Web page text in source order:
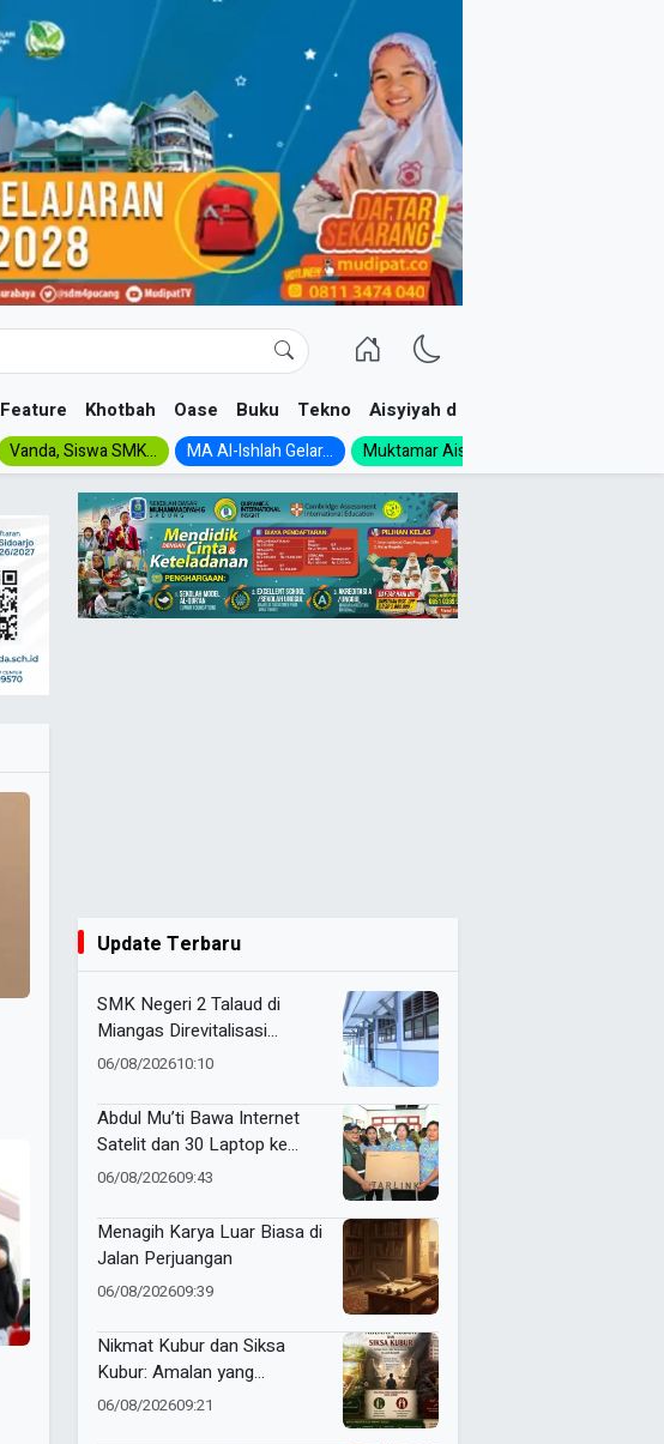
Feature Khotbah Oase Buku Tekno Aisyiyah dan NA
Vanda, Siswa SMK... MA Al-Ishlah Gelar... Muktamar Aisyiyah 1926:...
Update Terbaru
SMK Negeri 2 Talaud di
Miangas Direvitalisasi
Setelah 21 Tahun, Pendidikan
06/08/202610:10
Abdul Mu’ti Bawa Internet
Satelit dan 30 Laptop ke
Miangas, Pendidikan di Ujung
06/08/202609:43
Menagih Karya Luar Biasa di
Jalan Perjuangan
06/08/202609:39
Nikmat Kubur dan Siksa
Kubur: Amalan yang
Mengantarkan ke Taman
06/08/202609:21